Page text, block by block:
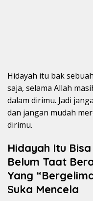
Hidayah itu bak
saja, selama Allah
dalam dirimu. Jadi
dan jangan mudah
dirimu.
Hidayah Itu
Belum Taat
Yang
Suka Mencela